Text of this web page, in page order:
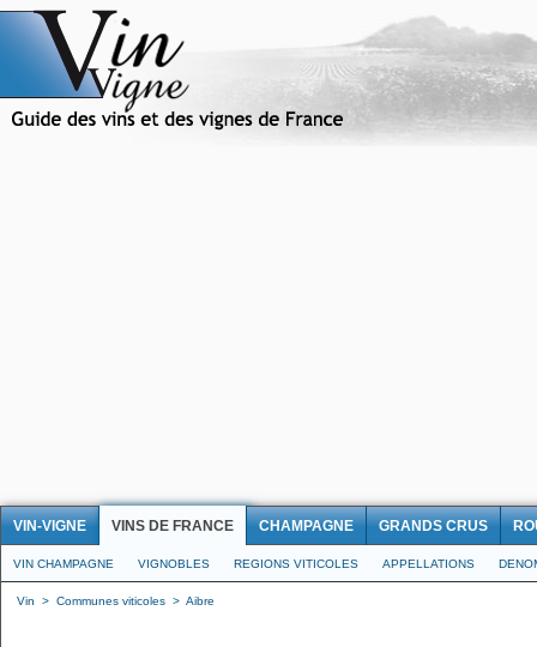
VIN-VIGNE VINS DE FRANCE CHAMPAGNE GRANDS CRUS
VIN CHAMPAGNE VIGNOBLES REGIONS VITICOLES APPELLATIONS
Vin > Communes viticoles > Aibre